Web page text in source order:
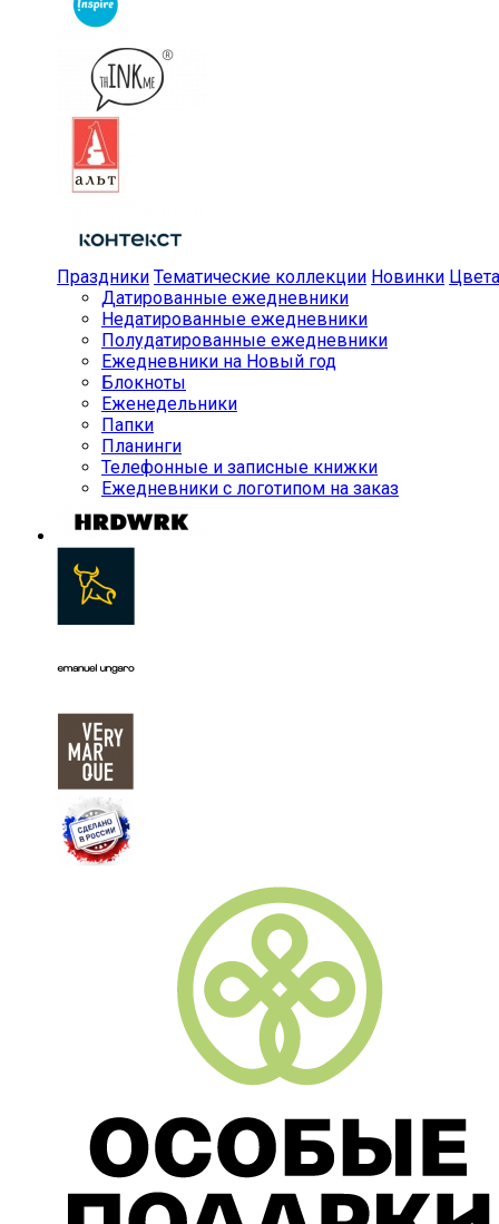
Праздники Тематические коллекции Новинки Цвета
Датированные ежедневники
Недатированные ежедневники
Полудатированные ежедневники
Ежедневники на Новый год
Блокноты
Еженедельники
Папки
Планинги
Телефонные и записные книжки
Ежедневники с логотипом на заказ